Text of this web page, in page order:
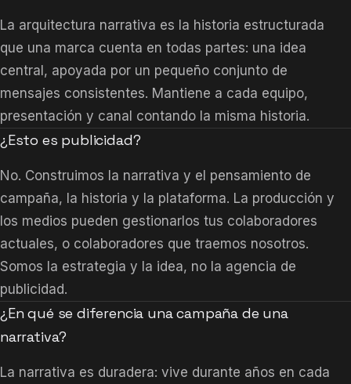
La arquitectura narrativa es la historia estructurada
que una marca cuenta en todas partes: una idea
central, apoyada por un pequeño conjunto de
mensajes consistentes. Mantiene a cada equipo,
presentación y canal contando la misma historia.
¿Esto es publicidad?
No. Construimos la narrativa y el pensamiento de
campaña, la historia y la plataforma. La producción y
los medios pueden gestionarlos tus colaboradores
actuales, o colaboradores que traemos nosotros.
Somos la estrategia y la idea, no la agencia de
publicidad.
¿En qué se diferencia una campaña de una
narrativa?
La narrativa es duradera: vive durante años en cada